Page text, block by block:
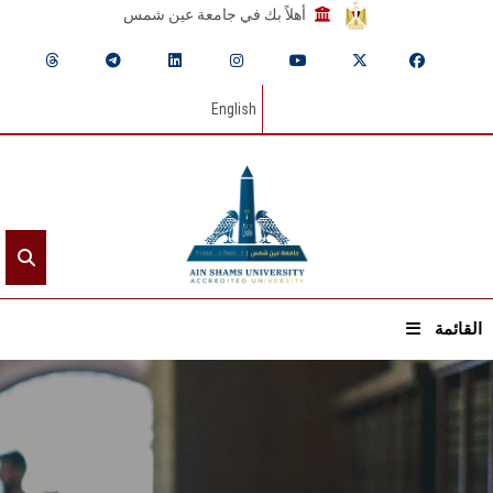
أهلاً بك في جامعة عين شمس
English
القائمة
الرئيسيـة
عن الجامعة